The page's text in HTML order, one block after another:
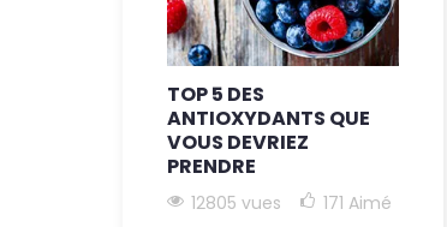
TOP 5 DES
ANTIOXYDANTS QUE
VOUS DEVRIEZ
PRENDRE
12805 vues 171 Aimé